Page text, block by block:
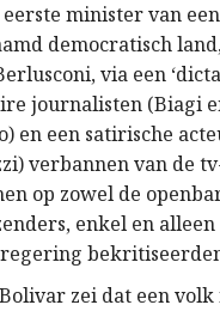
minister van een
democratisch
via een
journalisten (Biagi
en een satirische
verbannen van de
op zowel de
enkel en
zei dat een